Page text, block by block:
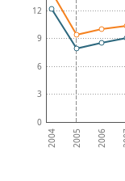
2004 2005 2006
0
3
6
9
12